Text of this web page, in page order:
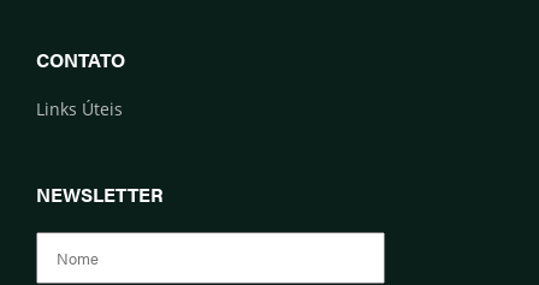
CONTATO
Links Úteis
NEWSLETTER